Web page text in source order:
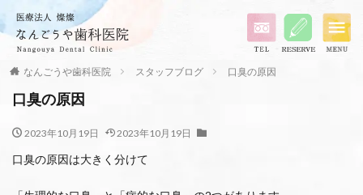
なんごうや歯科医院 スタッフブログ 口臭の原因
口臭の原因
2023年10月19日 2023年10月19日
口臭の原因は大きく分けて